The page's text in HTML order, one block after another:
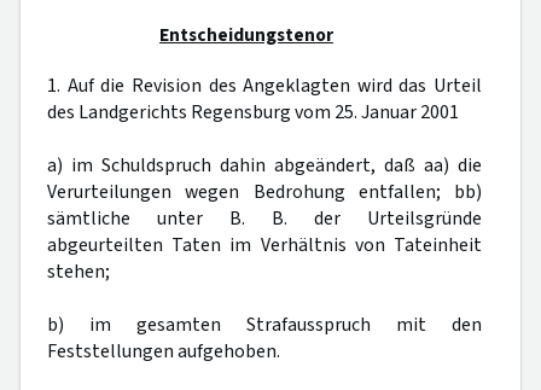
Entscheidungstenor
1. Auf die Revision des Angeklagten wird das Urteil
des Landgerichts Regensburg vom 25. Januar 2001
a) im Schuldspruch dahin abgeändert, daß aa) die
Verurteilungen wegen Bedrohung entfallen; bb)
sämtliche unter B. B. der Urteilsgründe
abgeurteilten Taten im Verhältnis von Tateinheit
stehen;
b) im gesamten Strafausspruch mit den
Feststellungen aufgehoben.